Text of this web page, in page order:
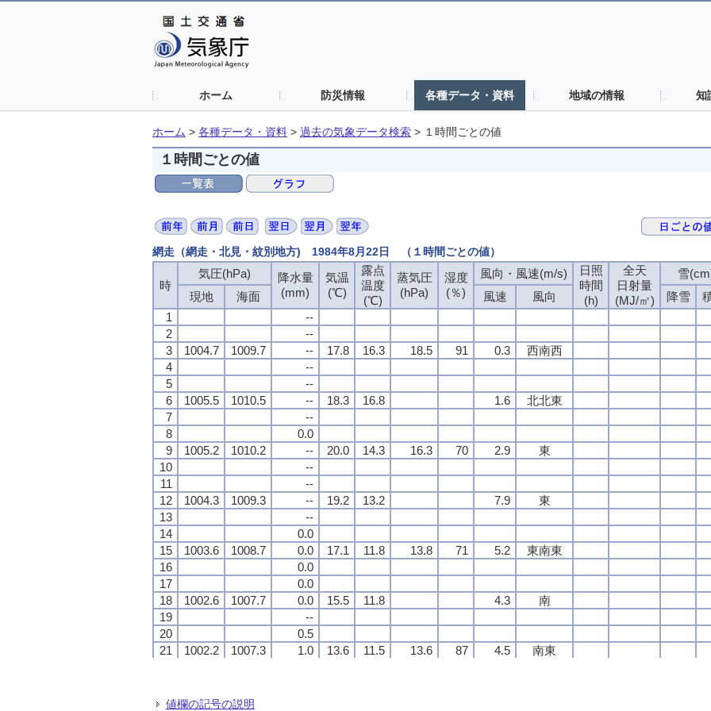
ホーム 防災情報 各種データ・資料 地域の情報 知
ホーム > 各種データ・資料 > 過去の気象データ検索 > １時間ごとの値
１時間ごとの値
網走（網走・北見・紋別地方) 1984年8月22日 （１時間ごとの値）
時
気圧(hPa)
降水量
(mm)
気温
(℃)
露点
温度
(℃)
蒸気圧
(hPa)
湿度
(％)
風向・風速(m/s)
日照
時間
(h)
全天
日射量
(MJ/㎡)
雪
現地 海面 風速 風向 降雪
1
--
2
--
3
1004.7 1009.7 -- 17.8 16.3 18.5 91 0.3 西南西
4
--
5
--
6
1005.5 1010.5 -- 18.3 16.8 1.6 北北東
7
--
8
0.0
9
1005.2 1010.2 -- 20.0 14.3 16.3 70 2.9 東
10
--
11
--
12
1004.3 1009.3 -- 19.2 13.2 7.9 東
13
--
14
0.0
15
1003.6 1008.7 0.0 17.1 11.8 13.8 71 5.2 東南東
16
0.0
17
0.0
18
1002.6 1007.7 0.0 15.5 11.8 4.3 南
19
--
20
0.5
21
1002.2 1007.3 1.0 13.6 11.5 13.6 87 4.5 南東
24
999.6 1004.6
時
気圧(hPa)
降水量
(mm)
気温
(℃)
露点
温度
(℃)
蒸気圧
(hPa)
湿度
(％)
風向・風速(m/s)
日照
時間
(h)
全天
日射量
(MJ/㎡)
雪
現地 海面 風速 風向 降雪
1
--
2
--
3
1004.7 1009.7 -- 17.8 16.3 18.5 91 0.3 西南西
4
--
5
--
6
1005.5 1010.5 -- 18.3 16.8 1.6 北北東
7
--
8
0.0
9
1005.2 1010.2 -- 20.0 14.3 16.3 70 2.9 東
10
--
11
--
12
1004.3 1009.3 -- 19.2 13.2 7.9 東
13
--
14
0.0
15
1003.6 1008.7 0.0 17.1 11.8 13.8 71 5.2 東南東
16
0.0
17
0.0
18
1002.6 1007.7 0.0 15.5 11.8 4.3 南
19
--
20
0.5
21
1002.2 1007.3 1.0 13.6 11.5 13.6 87 4.5 南東
24
999.6 1004.6
時
気圧(hPa)
降水量
(mm)
気温
(℃)
露点
温度
(℃)
蒸気圧
(hPa)
湿度
(％)
風向・風速(m/s)
日照
時間
(h)
全天
日射量
(MJ/㎡)
雪
現地 海面 風速 風向 降雪
1
--
2
--
3
1004.7 1009.7 -- 17.8 16.3 18.5 91 0.3 西南西
4
--
5
--
6
1005.5 1010.5 -- 18.3 16.8 1.6 北北東
7
--
8
0.0
9
1005.2 1010.2 -- 20.0 14.3 16.3 70 2.9 東
10
--
11
--
12
1004.3 1009.3 -- 19.2 13.2 7.9 東
13
--
14
0.0
15
1003.6 1008.7 0.0 17.1 11.8 13.8 71 5.2 東南東
16
0.0
17
0.0
18
1002.6 1007.7 0.0 15.5 11.8 4.3 南
19
--
20
0.5
21
1002.2 1007.3 1.0 13.6 11.5 13.6 87 4.5 南東
24
999.6 1004.6
時
気圧(hPa)
降水量
(mm)
気温
(℃)
露点
温度
(℃)
蒸気圧
(hPa)
湿度
(％)
風向・風速(m/s)
日照
時間
(h)
全天
日射量
(MJ/㎡)
雪
現地 海面 風速 風向 降雪
1
--
2
--
3
1004.7 1009.7 -- 17.8 16.3 18.5 91 0.3 西南西
4
--
5
--
6
1005.5 1010.5 -- 18.3 16.8 1.6 北北東
7
--
8
0.0
9
1005.2 1010.2 -- 20.0 14.3 16.3 70 2.9 東
10
--
11
--
12
1004.3 1009.3 -- 19.2 13.2 7.9 東
13
--
14
0.0
15
1003.6 1008.7 0.0 17.1 11.8 13.8 71 5.2 東南東
16
0.0
17
0.0
18
1002.6 1007.7 0.0 15.5 11.8 4.3 南
19
--
20
0.5
21
1002.2 1007.3 1.0 13.6 11.5 13.6 87 4.5 南東
24
999.6 1004.6
値欄の記号の説明